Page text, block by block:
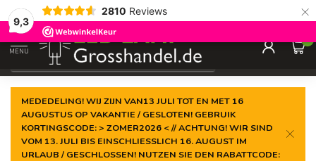
9,3
2810 Reviews ×
Gegarandeerde delaagste prijs
MENU
0
MEDEDELING! WIJ ZIJN VAN13 JULI TOT EN MET 16
AUGUSTUS OP VAKANTIE / GESLOTEN! GEBRUIK
KORTINGSCODE: > ZOMER2026 < // ACHTUNG! WIR SIND
VOM 13. JULI BIS EINSCHLIESSLICH 16. AUGUST IM
URLAUB / GESCHLOSSEN! NUTZEN SIE DEN RABATTCODE: